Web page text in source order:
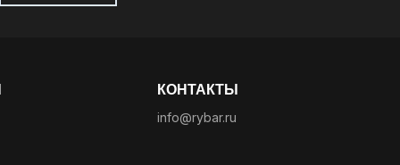
КОНТАКТЫ
info@rybar.ru